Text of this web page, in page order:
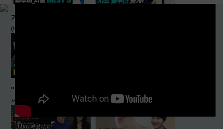
서하얀이 알려주는 비수술 꿀팁! [피부처짐 ㅣ 피부탄력] [서하얀피부관리법 ㅣ 꿀광피부]